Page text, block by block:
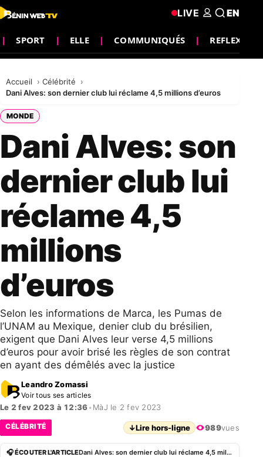
SPORT ELLE COMMUNIQUÉS REFLEXION
LIVE EN
Accueil
Célébrité
Dani Alves: son dernier club lui réclame 4,5 millions d’euros
MONDE
Dani Alves: son
dernier club lui
réclame 4,5
millions
d’euros
Selon les informations de Marca, les Pumas de
l’UNAM au Mexique, denier club du brésilien,
exigent que Dani Alves leur verse 4,5 millions
d’euros pour avoir brisé les règles de son contrat
en ayant des démêlés avec la justice
Leandro Zomassi
Voir tous ses articles
Le 2 fev 2023 à 12:36• MàJ le 2 fev 2023
CÉLÉBRITÉ ↓Lire hors-ligne 989vues
🎧 ÉCOUTER L'ARTICLE Dani Alves: son dernier club lui réclame 4,5 millions d’euros